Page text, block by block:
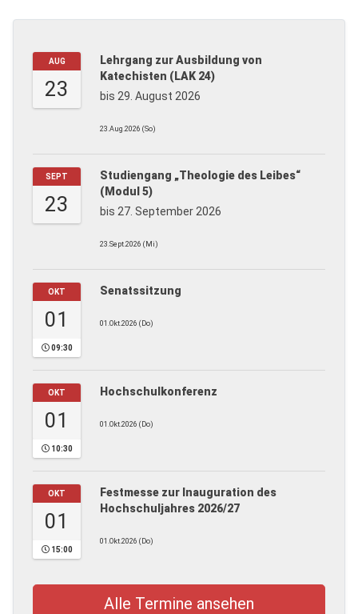
AUG
23
Lehrgang zur Ausbildung von
Katechisten (LAK 24)
bis 29. August 2026
23.Aug.2026 (So)
SEPT
23
Studiengang „Theologie des Leibes“
(Modul 5)
bis 27. September 2026
23.Sept.2026 (Mi)
OKT
01
09:30
Senatssitzung
01.Okt.2026 (Do)
OKT
01
10:30
Hochschulkonferenz
01.Okt.2026 (Do)
OKT
01
15:00
Festmesse zur Inauguration des
Hochschuljahres 2026/27
01.Okt.2026 (Do)
Alle Termine ansehen